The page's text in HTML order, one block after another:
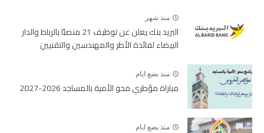
منذ شهر
البريد بنك يعلن عن توظيف 21 منصبًا بالرباط والدار
البيضاء لفائدة الأطر والمهندسين والتقنيين
منذ بضع ايام
مباراة مؤطري محو الأمية بالمساجد 2026-2027
منذ بضع ايام